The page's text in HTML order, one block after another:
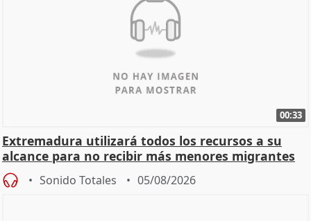
00:33
Extremadura utilizará todos los recursos a su
alcance para no recibir más menores migrantes
Sonido Totales 05/08/2026